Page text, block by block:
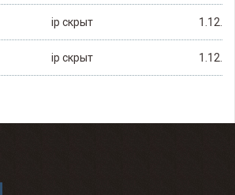
ip скрыт 1.12.2
ip скрыт 1.12.2